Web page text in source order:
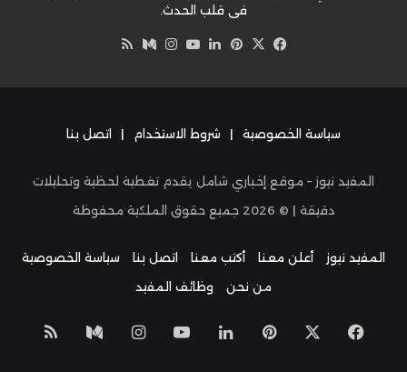
في قلب الحدث.
فيسبوك
‫X بينتيريست
لينكدإن‫YouTube
انستقرام
وسط
سياسة الخصوصية | شروط الاستخدام | اتصل بنا
المفيد نيوز – موقع إخباري شامل يقدم تغطية لحظية وتحليلات
دقيقة | © 2026 جميع حقوق الملكية محفوظة
المفيد نيوز أعلن معنا أكتب معنا اتصل بنا
سياسة الخصوصية
من نحن
وظائف المفيد
فيسبوك بينتيريست
لينكدإن‫YouTube
انستقراموسط